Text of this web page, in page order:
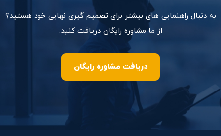
به دنبال راهنمایی های بیشتر برای تصمیم گیری نهایی خود هستید؟
از ما مشاوره رایگان دریافت کنید.
دریافت مشاوره رایگان